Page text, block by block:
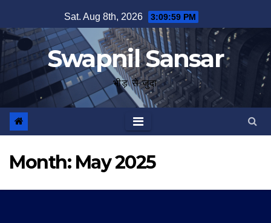
to
content
Sat. Aug 8th, 2026 3:10:00 PM
Swapnil Sansar
भीड़ से जुदा
Month: May 2025